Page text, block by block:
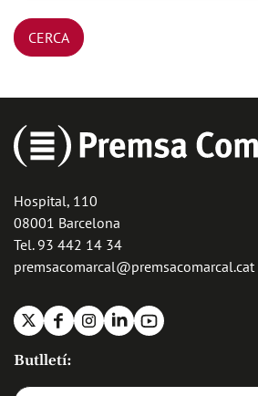
Hospital, 110
08001 Barcelona
Tel. 93 442 14 34
premsacomarcal@premsacomarcal.cat
X FacebookInstagram
LinkedinYoutube
Butlletí: